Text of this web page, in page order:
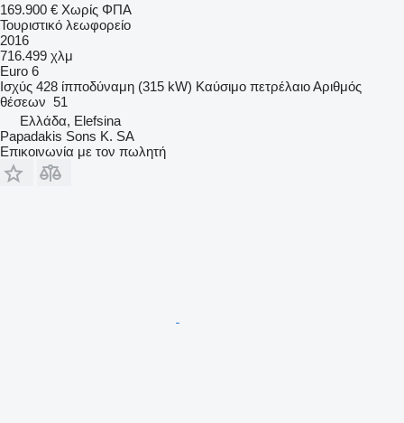
169.900 € Χωρίς ΦΠΑ
Τουριστικό λεωφορείο
2016
716.499 χλμ
Euro 6
Ισχύς 428 ίπποδύναμη (315 kW) Καύσιμο πετρέλαιοΑριθμός
θέσεων 51
Ελλάδα, Elefsina
Papadakis Sons K. SA
Επικοινωνία με τον πωλητή